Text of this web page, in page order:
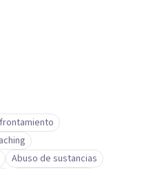
Abuso de sustancias